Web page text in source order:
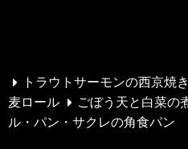
トラウトサーモンの西京焼き
麦ロール
ごぼう天と白菜の
ル・パン・サクレの角食パン